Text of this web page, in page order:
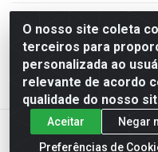
O nosso site coleta
terceiros para
personalizada ao
relevante de acordo
qualidade do nosso
Aceitar
Negar
Preferências de
KarneKeijo Logistica
- Barro, Recife/PE,
Estados atendidos